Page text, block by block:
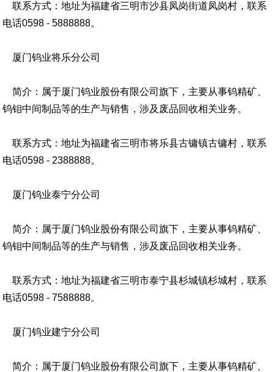
联系方式：地址为福建省三明市沙县凤岗街道凤岗村，联系
电话0598 - 5888888。
厦门钨业将乐分公司
简介：属于厦门钨业股份有限公司旗下，主要从事钨精矿、
钨钼中间制品等的生产与销售，涉及废品回收相关业务。
联系方式：地址为福建省三明市将乐县古镛镇古镛村，联系
电话0598 - 2388888。
厦门钨业泰宁分公司
简介：属于厦门钨业股份有限公司旗下，主要从事钨精矿、
钨钼中间制品等的生产与销售，涉及废品回收相关业务。
联系方式：地址为福建省三明市泰宁县杉城镇杉城村，联系
电话0598 - 7588888。
厦门钨业建宁分公司
简介：属于厦门钨业股份有限公司旗下，主要从事钨精矿、